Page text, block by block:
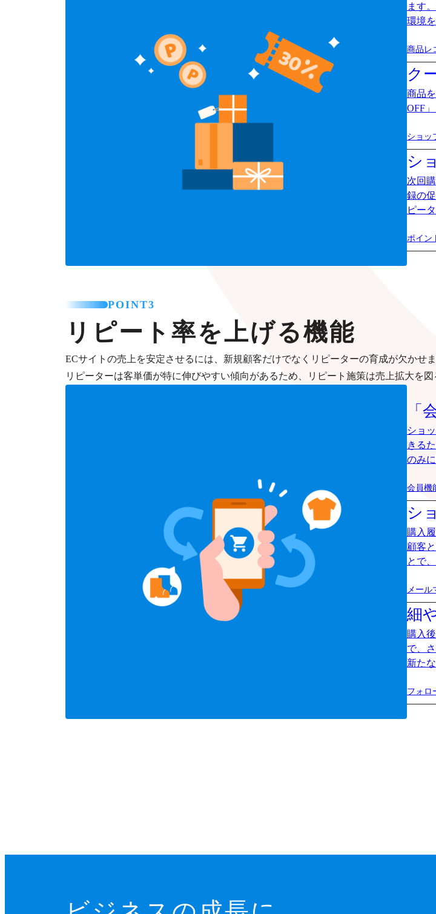
ます
環境
商品レ
ク
商品
OFF
ショッ
シ
次回
録の
ピー
ポイン
POINT3
リピート率を上げる機能
ECサイトの売上を安定させるには、新規顧客だけでなくリピーターの育成が欠かせま
リピーターは客単価が特に伸びやすい傾向があるため、リピート施策は売上拡大を図
「
ショ
きる
のみ
会員機
シ
購入
顧客
とで
メール
細
購入
で、
新た
フォロ